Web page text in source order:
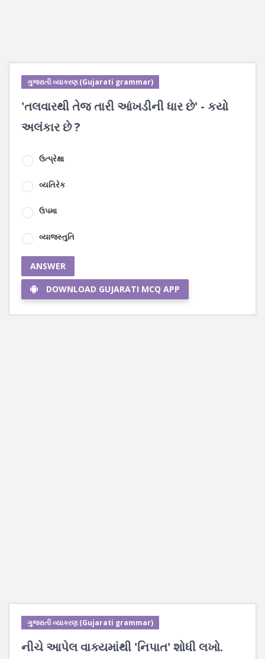
ગુજરાતી વ્યાકરણ (Gujarati grammar)
'તલવારથી તેજ તારી આંખડીની ધાર છે' - કયો
અલંકાર છે ?
ઉત્પ્રેક્ષા
વ્યતિરેક
ઉપમા
વ્યાજસ્તુતિ
ANSWER
DOWNLOAD GUJARATI MCQ APP
ગુજરાતી વ્યાકરણ (Gujarati grammar)
નીચે આપેલ વાક્યમાંથી 'નિપાત' શોધી લખો.